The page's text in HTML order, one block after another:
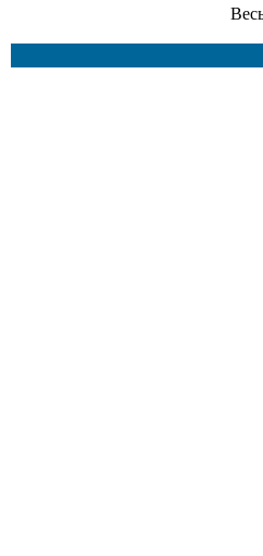
Весь контент доступний